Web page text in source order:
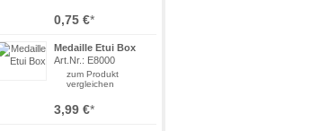
0,75 €*
Medaille Etui Box
Art.Nr.: E8000
zum Produkt
vergleichen
3,99 €*